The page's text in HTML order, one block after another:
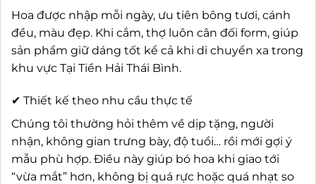
Hoa được nhập mỗi ngày, ưu tiên bông tươi, cánh
đều, màu đẹp. Khi cắm, thợ luôn cân đối form, giúp
sản phẩm giữ dáng tốt kể cả khi di chuyển xa trong
khu vực Tại Tiền Hải Thái Bình.
✔ Thiết kế theo nhu cầu thực tế
Chúng tôi thường hỏi thêm về dịp tặng, người
nhận, không gian trưng bày, độ tuổi… rồi mới gợi ý
mẫu phù hợp. Điều này giúp bó hoa khi giao tới
“vừa mắt” hơn, không bị quá rực hoặc quá nhạt so